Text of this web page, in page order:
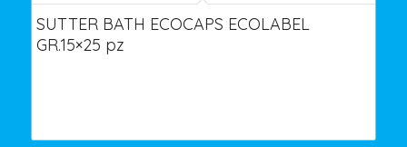
SUTTER BATH ECOCAPS ECOLABEL
GR.15×25 pz